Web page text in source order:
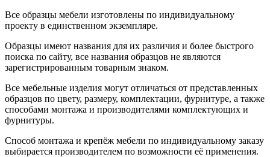
Все образцы мебели изготовлены по индивидуальному
проекту в единственном экземпляре.
Образцы имеют названия для их различия и более быстрого
поиска по сайту, все названия образцов не являются
зарегистрированным товарным знаком.
Все мебельные изделия могут отличаться от представленных
образцов по цвету, размеру, комплектации, фурнитуре, а также
способами монтажа и производителями комплектующих и
фурнитуры.
Способ монтажа и крепёж мебели по индивидуальному заказу
выбирается производителем по возможности её применения.